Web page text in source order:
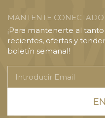
MANTENTE CONECTADO
¡Para mantenerte al
recientes, ofertas y
boletín semanal!
Email